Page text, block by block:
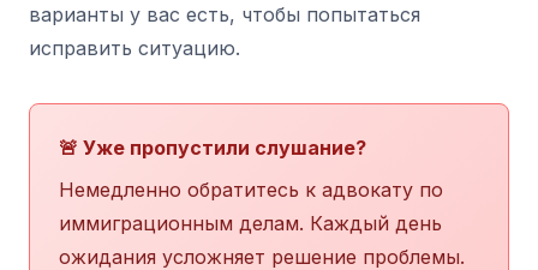
варианты у вас есть, чтобы попытаться
исправить ситуацию.
🚨 Уже пропустили слушание?
Немедленно обратитесь к адвокату по
иммиграционным делам. Каждый день
ожидания усложняет решение проблемы.